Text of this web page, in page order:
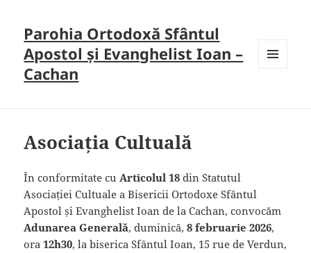
Parohia Ortodoxă Sfântul
Apostol și Evanghelist Ioan –
Cachan
Asociația Cultuală
În conformitate cuArticolul 18 din Statutul
Asociației Cultuale a Bisericii Ortodoxe Sfântul
Apostol și Evanghelist Ioan de la Cachan, convocăm
Adunarea Generală, duminică,8 februarie 2026,
ora12h30, la biserica Sfântul Ioan, 15 rue de Verdun,